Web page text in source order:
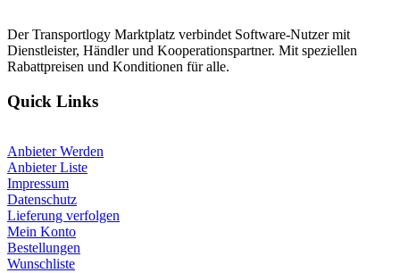
Der Transportlogy Marktplatz verbindet Software-Nutzer mit
Dienstleister, Händler und Kooperationspartner. Mit speziellen
Rabattpreisen und Konditionen für alle.
Quick Links
Anbieter Werden
Anbieter Liste
Impressum
Datenschutz
Lieferung verfolgen
Mein Konto
Bestellungen
Wunschliste